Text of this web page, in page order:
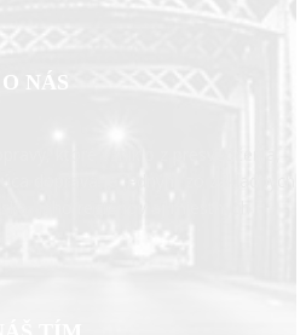
O NÁS